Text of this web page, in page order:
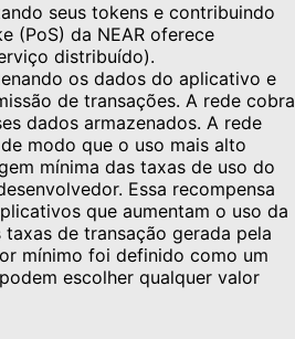
seus tokens e contribuindo
(PoS) da NEAR oferece
distribuído).
os dados do aplicativo e
de transações. A rede cobra
dados armazenados. A rede
modo que o uso mais alto
mínima das taxas de uso do
Essa recompensa
que aumentam o uso da
de transação gerada pela
mínimo foi definido como um
escolher qualquer valor